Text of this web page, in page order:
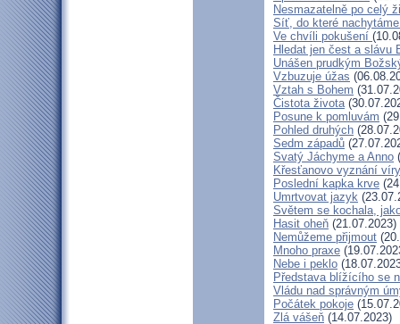
Nesmazatelně po celý
Síť, do které
Ve chvíli pokušení
Hledat jen čest a slávu
Unášen prudkým
Vzbuzuje úžas
Vztah s Bohem
Čistota života
Posune k pomluvám
Pohled druhých
Sedm západů
Svatý Jáchyme a Anno
Křesťanovo vyznání
Poslední kapka krve
Umrtvovat jazyk
Světem se kochala,
Hasit oheň (21.07.2023)
Nemůžeme přijmout
Mnoho praxe
Nebe i peklo
Představa blížícího se
Vládu nad správným
Počátek pokoje
Zlá vášeň (14.07.2023)